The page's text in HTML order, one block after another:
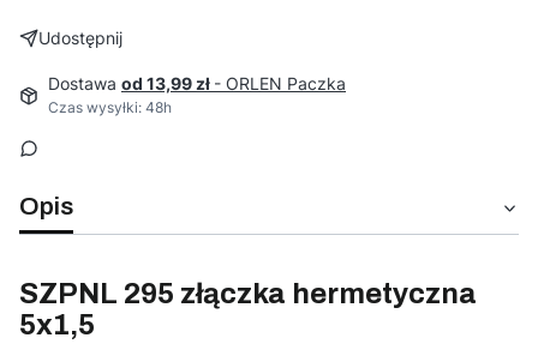
Udostępnij
Dostawa od 13,99 zł - ORLEN Paczka
Czas wysyłki: 48h
Opis
SZPNL 295 złączka hermetyczna
5x1,5